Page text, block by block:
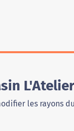
les rayons